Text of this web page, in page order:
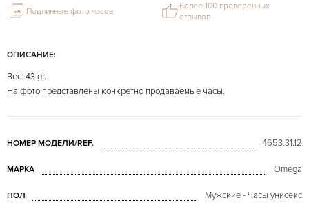
ОПИСАНИЕ:
Вес: 43 gr.
На фото представлены конкретно продаваемые часы.
НОМЕР МОДЕЛИ/REF. 4653.31.12
МАРКА Omega
ПОЛ Мужские - Часы унисекс
Подлинные фото часов
Более 100 проверенных
отзывов